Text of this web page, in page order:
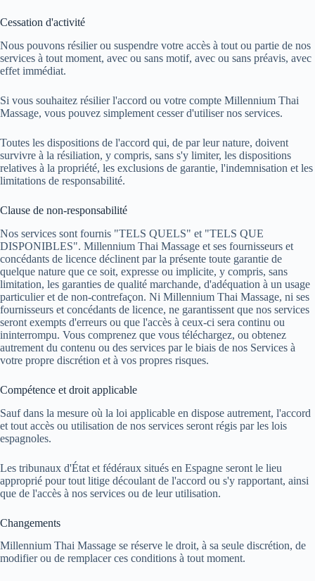
Cessation d'activité
Nous pouvons résilier ou suspendre votre accès à tout ou partie de nos
services à tout moment, avec ou sans motif, avec ou sans préavis, avec
effet immédiat.
Si vous souhaitez résilier l'accord ou votre compte Millennium Thai
Massage, vous pouvez simplement cesser d'utiliser nos services.
Toutes les dispositions de l'accord qui, de par leur nature, doivent
survivre à la résiliation, y compris, sans s'y limiter, les dispositions
relatives à la propriété, les exclusions de garantie, l'indemnisation et les
limitations de responsabilité.
Clause de non-responsabilité
Nos services sont fournis "TELS QUELS" et "TELS QUE
DISPONIBLES". Millennium Thai Massage et ses fournisseurs et
concédants de licence déclinent par la présente toute garantie de
quelque nature que ce soit, expresse ou implicite, y compris, sans
limitation, les garanties de qualité marchande, d'adéquation à un usage
particulier et de non-contrefaçon. Ni Millennium Thai Massage, ni ses
fournisseurs et concédants de licence, ne garantissent que nos services
seront exempts d'erreurs ou que l'accès à ceux-ci sera continu ou
ininterrompu. Vous comprenez que vous téléchargez, ou obtenez
autrement du contenu ou des services par le biais de nos Services à
votre propre discrétion et à vos propres risques.
Compétence et droit applicable
Sauf dans la mesure où la loi applicable en dispose autrement, l'accord
et tout accès ou utilisation de nos services seront régis par les lois
espagnoles.
Les tribunaux d'État et fédéraux situés en Espagne seront le lieu
approprié pour tout litige découlant de l'accord ou s'y rapportant, ainsi
que de l'accès à nos services ou de leur utilisation.
Changements
Millennium Thai Massage se réserve le droit, à sa seule discrétion, de
modifier ou de remplacer ces conditions à tout moment.